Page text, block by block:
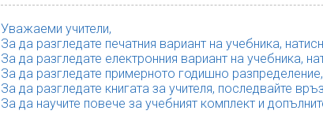
Уважаеми учители,
За да разгледате печатния вариант на учебника,
За да разгледате електронния вариант на учебника,
За да разгледате примерното годишно
За да разгледате книгата за учителя, последвайте
За да научите повече за учебният комплект и